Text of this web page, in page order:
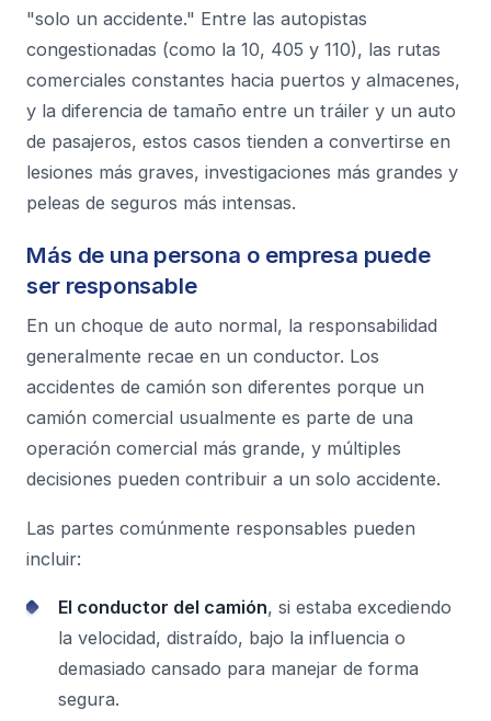
"solo un accidente." Entre las autopistas
congestionadas (como la 10, 405 y 110), las rutas
comerciales constantes hacia puertos y almacenes,
y la diferencia de tamaño entre un tráiler y un auto
de pasajeros, estos casos tienden a convertirse en
lesiones más graves, investigaciones más grandes y
peleas de seguros más intensas.
Más de una persona o empresa puede
ser responsable
En un choque de auto normal, la responsabilidad
generalmente recae en un conductor. Los
accidentes de camión son diferentes porque un
camión comercial usualmente es parte de una
operación comercial más grande, y múltiples
decisiones pueden contribuir a un solo accidente.
Las partes comúnmente responsables pueden
incluir:
El conductor del camión, si estaba excediendo
la velocidad, distraído, bajo la influencia o
demasiado cansado para manejar de forma
segura.